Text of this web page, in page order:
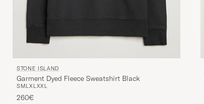
STONE ISLAND
Garment Dyed Fleece Sweatshirt Black
SMLXL XXL
260€